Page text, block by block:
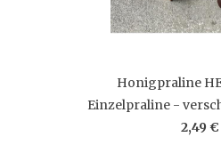
Honigpraline
Einzelpraline -
2,49 €